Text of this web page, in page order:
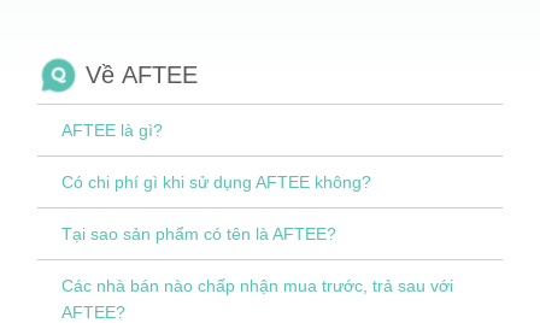
Về AFTEE
​AFTEE là gì?
Có chi phí gì khi sử dụng AFTEE không?
Tại sao sản phẩm có tên là AFTEE?
Các nhà bán nào chấp nhận mua trước, trả sau với
AFTEE?